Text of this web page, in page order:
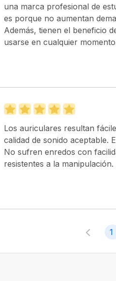
una marca profesional de
es porque no aumentan
Además, tienen el beneficio
usarse en cualquier
Los auriculares resultan
calidad de sonido aceptable.
No sufren enredos con
resistentes a la manipulación.
1